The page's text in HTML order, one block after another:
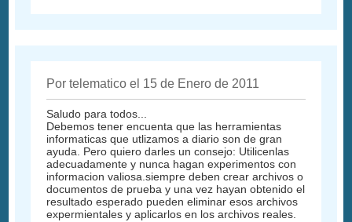
Por telematico el 15 de Enero de 2011
Saludo para todos...
Debemos tener encuenta que las herramientas
informaticas que utlizamos a diario son de gran
ayuda. Pero quiero darles un consejo: Utilicenlas
adecuadamente y nunca hagan experimentos con
informacion valiosa.siempre deben crear archivos o
documentos de prueba y una vez hayan obtenido el
resultado esperado pueden eliminar esos archivos
expermientales y aplicarlos en los archivos reales.